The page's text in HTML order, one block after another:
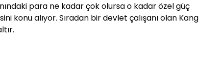
para ne kadar çok olursa o kadar özel güç
konu alıyor. Sıradan bir devlet çalışanı olan Kang